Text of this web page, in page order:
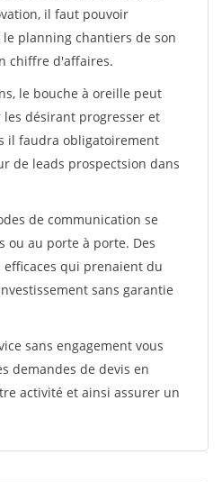
il faut pouvoir
planning chantiers de son
chiffre d'affaires.
le bouche à oreille peut
désirant progresser et
il faudra obligatoirement
de leads prospectsion dans
de communication se
ou au porte à porte. Des
qui prenaient du
sans garantie
sans engagement vous
demandes de devis en
activité et ainsi assurer un